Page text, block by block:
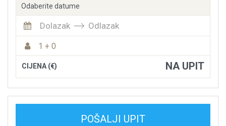
Odaberite datume
Dolazak Odlazak
1 + 0
CIJENA (€) NA UPIT
POŠALJI UPIT